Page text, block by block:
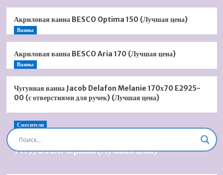
Акриловая ванна BESCO Optima 150 (Лучшая цена)
Ванны
Акриловая ванна BESCO Aria 170 (Лучшая цена)
Ванны
Чугунная ванна Jacob Delafon Melanie 170х70 E2925-
00 (с отверстиями для ручек) (Лучшая цена)
Смесители
Душевая система встроенная Timo Briana SX-
7119/03SM черный (Лучшая цена)